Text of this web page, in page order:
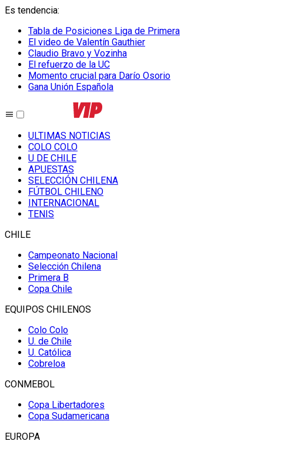
Es tendencia:
Tabla de Posiciones Liga de Primera
El video de Valentín Gauthier
Claudio Bravo y Vozinha
El refuerzo de la UC
Momento crucial para Darío Osorio
Gana Unión Española
ULTIMAS NOTICIAS
COLO COLO
U DE CHILE
APUESTAS
SELECCIÓN CHILENA
FÚTBOL CHILENO
INTERNACIONAL
TENIS
CHILE
Campeonato Nacional
Selección Chilena
Primera B
Copa Chile
EQUIPOS CHILENOS
Colo Colo
U. de Chile
U. Católica
Cobreloa
CONMEBOL
Copa Libertadores
Copa Sudamericana
EUROPA